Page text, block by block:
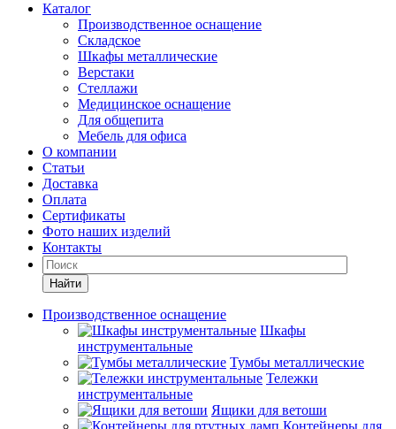
Каталог
Производственное оснащение
Складское
Шкафы металлические
Верстаки
Стеллажи
Медицинское оснащение
Для общепита
Мебель для офиса
О компании
Статьи
Доставка
Оплата
Сертификаты
Фото наших изделий
Контакты
Найти
Производственное оснащение
Шкафы
инструментальные
Тумбы металлические
Тележки
инструментальные
Ящики для ветоши
Контейнеры для